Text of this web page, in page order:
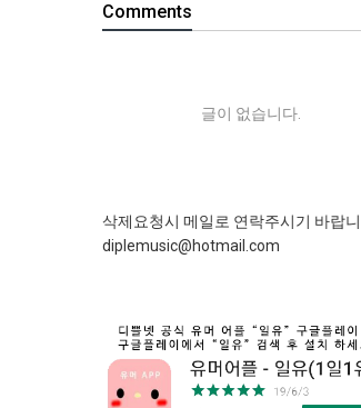
Comments
글이 없습니다.
삭제요청시 메일로 연락주시기 바랍
diplemusic@hotmail.com